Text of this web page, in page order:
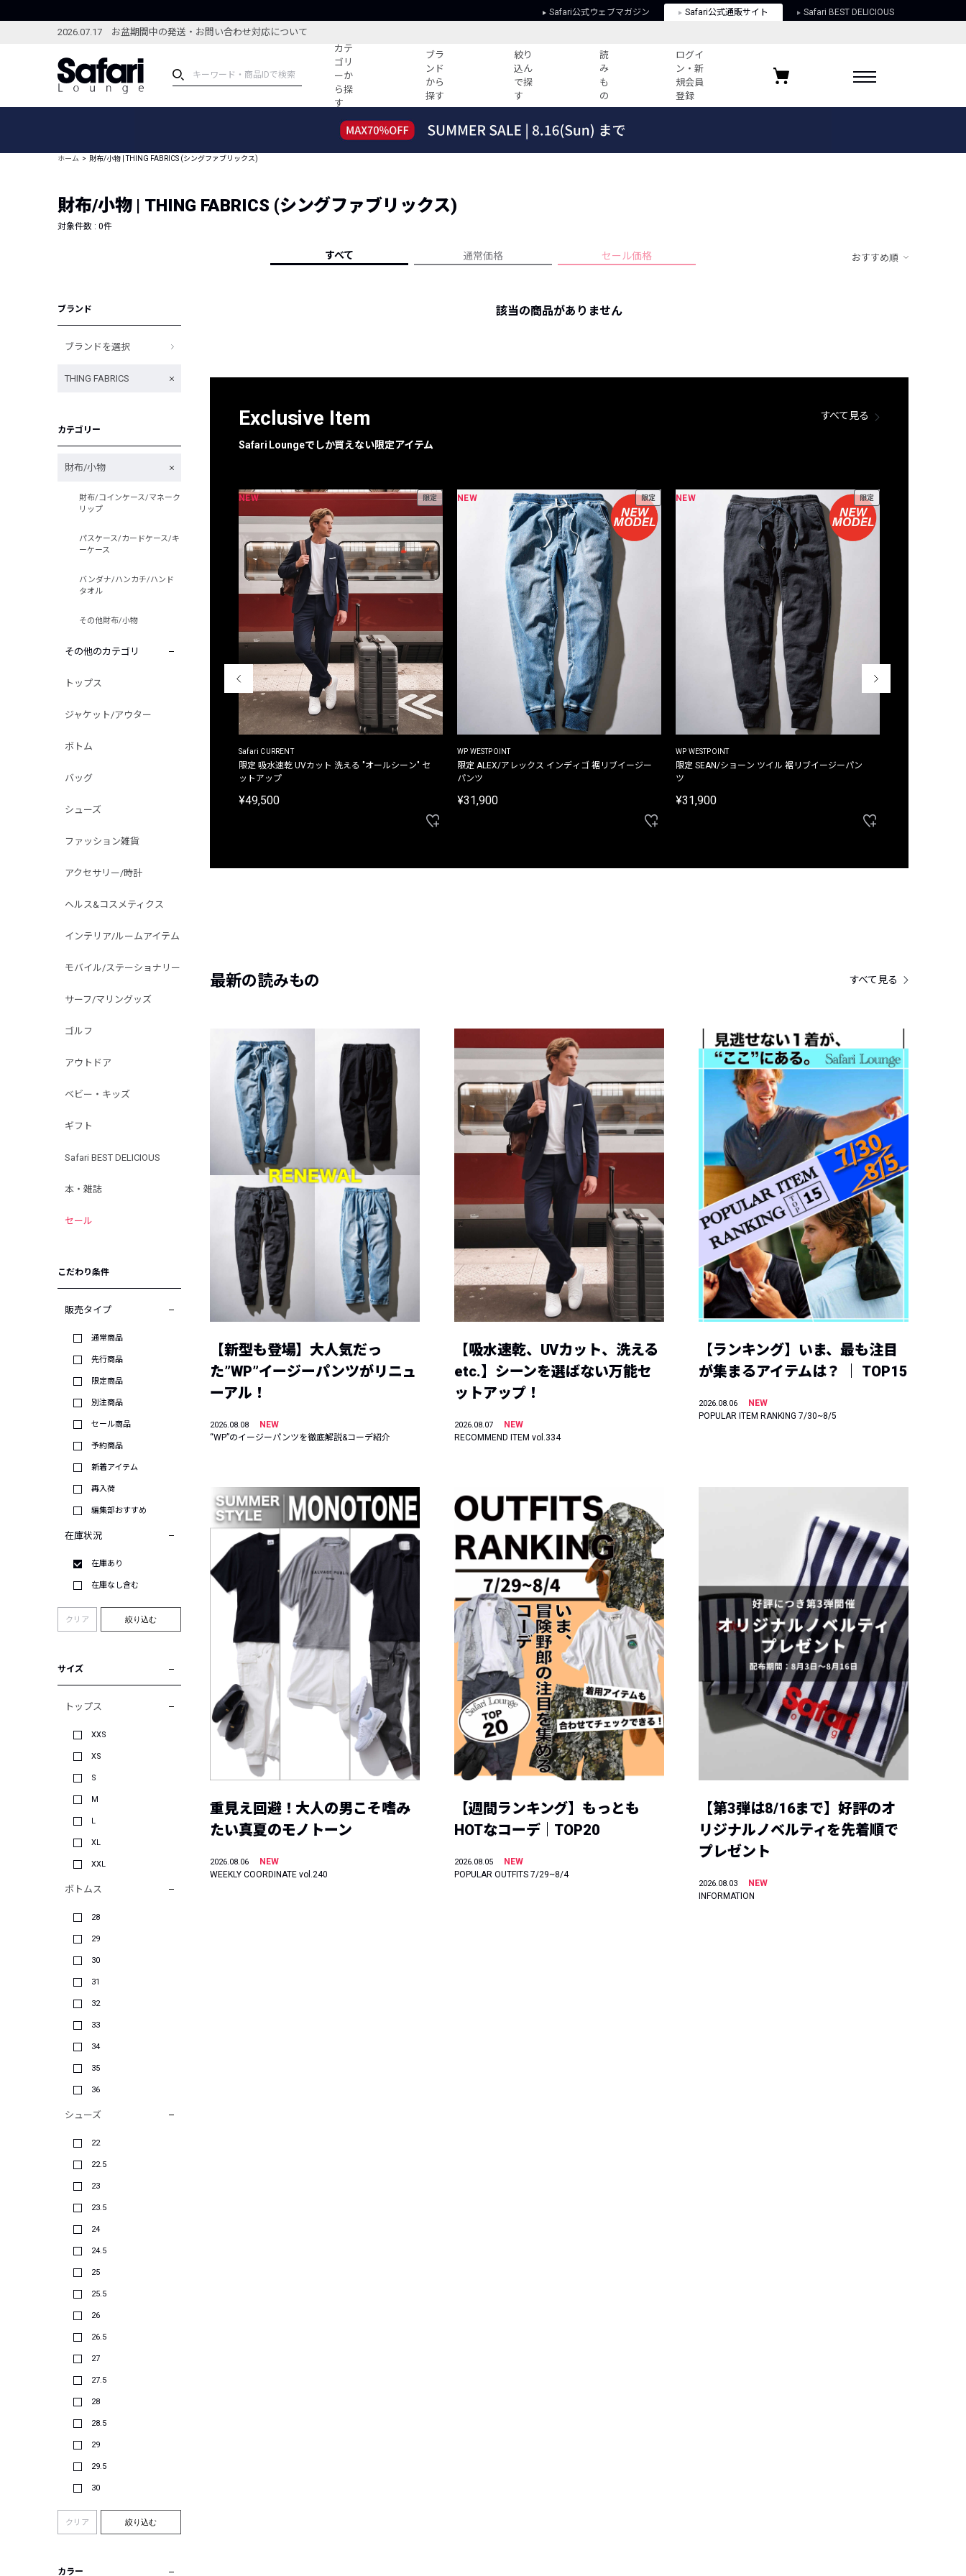
Safari公式ウェブマガジン Safari公式通販サイト Safari BEST DELICIOUS
2026.07.17 お盆期間中の発送・お問い合わせ対応について
カテ
ゴリ
ーか
ら探
す
ブラ
ンド
から
探す
絞り
込ん
で探
す
読
み
も
の
ログイ
ン・新
規会員
登録
ブランドから探す
新着アイテム
編集部のおすすめアイテム
特集記事
コーディネート
すべての記事
ーデ紹介
HOTなコーデ TOP20
人気記事ランキング
フォーカスブランド
プライバシーポリシー
お気に入りブランド
ホーム 財布/小物 | THING FABRICS (シングファブリックス)
財布/小物 | THING FABRICS (シングファブリックス)
対象件数 : 0件
すべて 通常価格 セール価格 おすすめ順
ブランド
ブランドを選択
THING FABRICS
カテゴリー
財布/小物
財布/コインケース/マネーク
リップ
パスケース/カードケース/キ
ーケース
バンダナ/ハンカチ/ハンド
タオル
その他財布/小物
その他のカテゴリ
トップス
ジャケット/アウター
ボトム
バッグ
シューズ
ファッション雑貨
アクセサリー/時計
ヘルス&コスメティクス
インテリア/ルームアイテム
モバイル/ステーショナリー
サーフ/マリングッズ
ゴルフ
アウトドア
ベビー・キッズ
ギフト
Safari BEST DELICIOUS
本・雑誌
セール
こだわり条件
販売タイプ
通常商品
先行商品
限定商品
別注商品
セール商品
予約商品
新着アイテム
再入荷
編集部おすすめ
在庫状況
在庫あり
在庫なし含む
クリア 絞り込む
サイズ
トップス
XXS
XS
S
M
L
XL
XXL
ボトムス
28
29
30
31
32
33
34
35
36
シューズ
22
22.5
23
23.5
24
24.5
25
25.5
26
26.5
27
27.5
28
28.5
29
29.5
30
クリア 絞り込む
カラー
該当の商品がありません
Exclusive Item
Safari Loungeでしか買えない限定アイテム
すべて見る
限定 NEW 限定
Safari CURRENT
限定 吸水速乾 UVカット 洗える "オールシーン" セ
ットアップ
¥49,500
NEW 限定
WP WESTPOINT
限定 ALEX/アレックス インディゴ 裾リブイージー
パンツ
¥31,900
NEW 限定
WP WESTPOINT
限定 SEAN/ショーン ツイル 裾リブイージーパン
ツ
¥31,900
最新の読みもの すべて見る
【新型も登場】大人気だっ
た”WP”イージーパンツがリニュ
ーアル！
2026.08.08
NEW
“WP”のイージーパンツを徹底解説&コーデ紹介
【吸水速乾、UVカット、洗える
etc.】シーンを選ばない万能セ
ットアップ！
2026.08.07
NEW
RECOMMEND ITEM vol.334
【ランキング】いま、最も注目
が集まるアイテムは？ ｜ TOP15
2026.08.06
NEW
POPULAR ITEM RANKING 7/30~8/5
重見え回避！大人の男こそ嗜み
たい真夏のモノトーン
2026.08.06
NEW
WEEKLY COORDINATE vol.240
【週間ランキング】もっとも
HOTなコーデ｜TOP20
2026.08.05
NEW
POPULAR OUTFITS 7/29~8/4
【第3弾は8/16まで】好評のオ
リジナルノベルティを先着順で
プレゼント
2026.08.03
NEW
INFORMATION